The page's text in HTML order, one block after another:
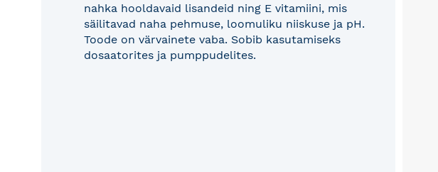
nahka hooldavaid lisandeid ning E vitamiini, mis
säilitavad naha pehmuse, loomuliku niiskuse ja pH.
Toode on värvainete vaba. Sobib kasutamiseks
dosaatorites ja pumppudelites.